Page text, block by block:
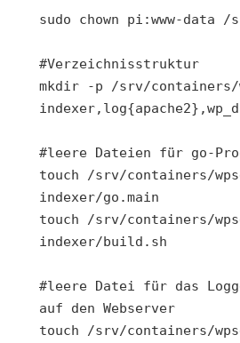
sudo chown pi:www-data /
#Verzeichnisstruktur
mkdir -p /srv/containers/
#leere Dateien für go-
touch /srv/containers/
indexer/go.main
touch /srv/containers/
indexer/build.sh
#leere Datei für das
auf den Webserver
touch /srv/containers/